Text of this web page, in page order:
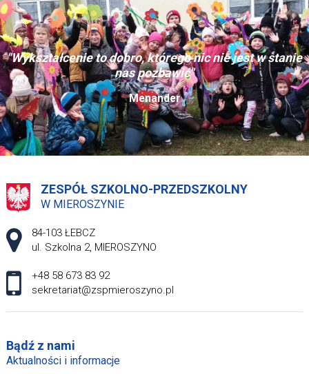
"Wykształcenie to dobro, którego nic nie jest w stanie
nas pozbawić"
Menander
ZESPÓŁ SZKOLNO-PRZEDSZKOLNY
W MIEROSZYNIE
Adres pocztowy:
84-103 ŁEBCZ
ul. Szkolna 2, MIEROSZYNO
+48 58 673 83 92
sekretariat@zspmieroszyno.pl
Bądź z nami
Aktualności i informacje